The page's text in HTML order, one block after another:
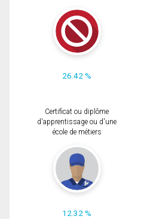
26.42 %
Certificat ou diplôme
d'apprentissage ou d'une
école de métiers
12.32 %